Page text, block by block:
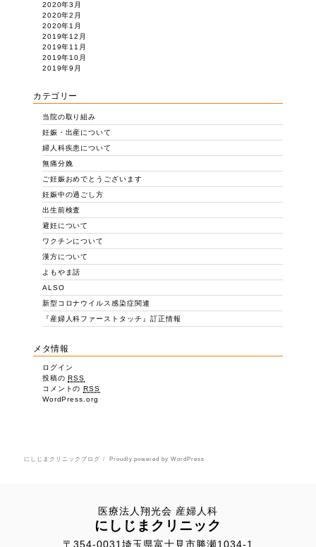
2020年3月
2020年2月
2020年1月
2019年12月
2019年11月
2019年10月
2019年9月
カテゴリー
当院の取り組み
妊娠・出産について
婦人科疾患について
無痛分娩
ご妊娠おめでとうございます
妊娠中の過ごし方
出生前検査
避妊について
ワクチンについて
漢方について
よもやま話
ALSO
新型コロナウイルス感染症関連
『産婦人科ファーストタッチ』訂正情報
メタ情報
ログイン
投稿の RSS
コメントの RSS
WordPress.org
にしじまクリニックブログ Proudly powered by WordPress
医療法人翔光会 産婦人科
にしじまクリニック
〒354-0031埼玉県富士見市勝瀬1034-1